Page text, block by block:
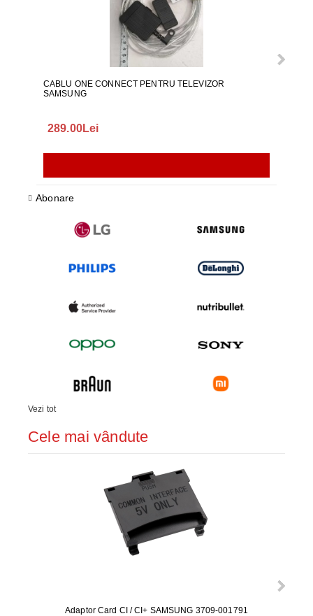
CABLU ONE CONNECT PENTRU TELEVIZOR
SAMSUNG
289.00Lei
Abonare
Vezi tot
Cele mai vândute
Adaptor Card CI / CI+ SAMSUNG 3709-001791